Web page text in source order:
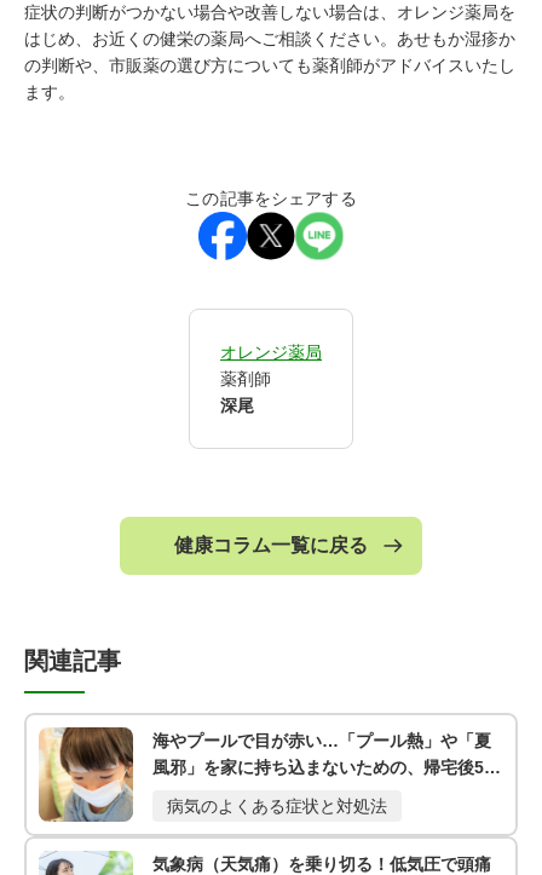
症状の判断がつかない場合や改善しない場合は、オレンジ薬局を
はじめ、お近くの健栄の薬局へご相談ください。あせもか湿疹か
の判断や、市販薬の選び方についても薬剤師がアドバイスいたし
ます。
この記事をシェアする
オレンジ薬局
薬剤師
深尾
健康コラム一覧に戻る
関連記事
海やプールで目が赤い…「プール熱」や「夏
風邪」を家に持ち込まないための、帰宅後5分
の除菌ルール
病気のよくある症状と対処法
気象病（天気痛）を乗り切る！低気圧で頭痛